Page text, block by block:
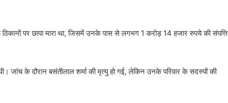
पर छापा मारा था, जिसमें उनके पास से लगभग 1 करोड़ 14 हजार रुपये की संपत्ति
जांच के दौरान बसंतीलाल शर्मा की मृत्यु हो गई, लेकिन उनके परिवार के सदस्यों की